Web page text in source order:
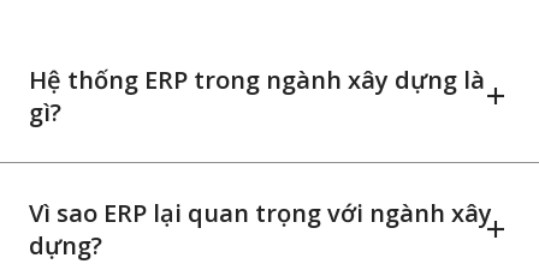
Hệ thống ERP trong ngành xây dựng là
gì?
Vì sao ERP lại quan trọng với ngành xây
dựng?